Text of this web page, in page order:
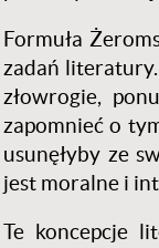
Formuła
zadań
złowrogie,
zapomnieć o
usunęłyby ze
jest moralne i
Te koncepcje